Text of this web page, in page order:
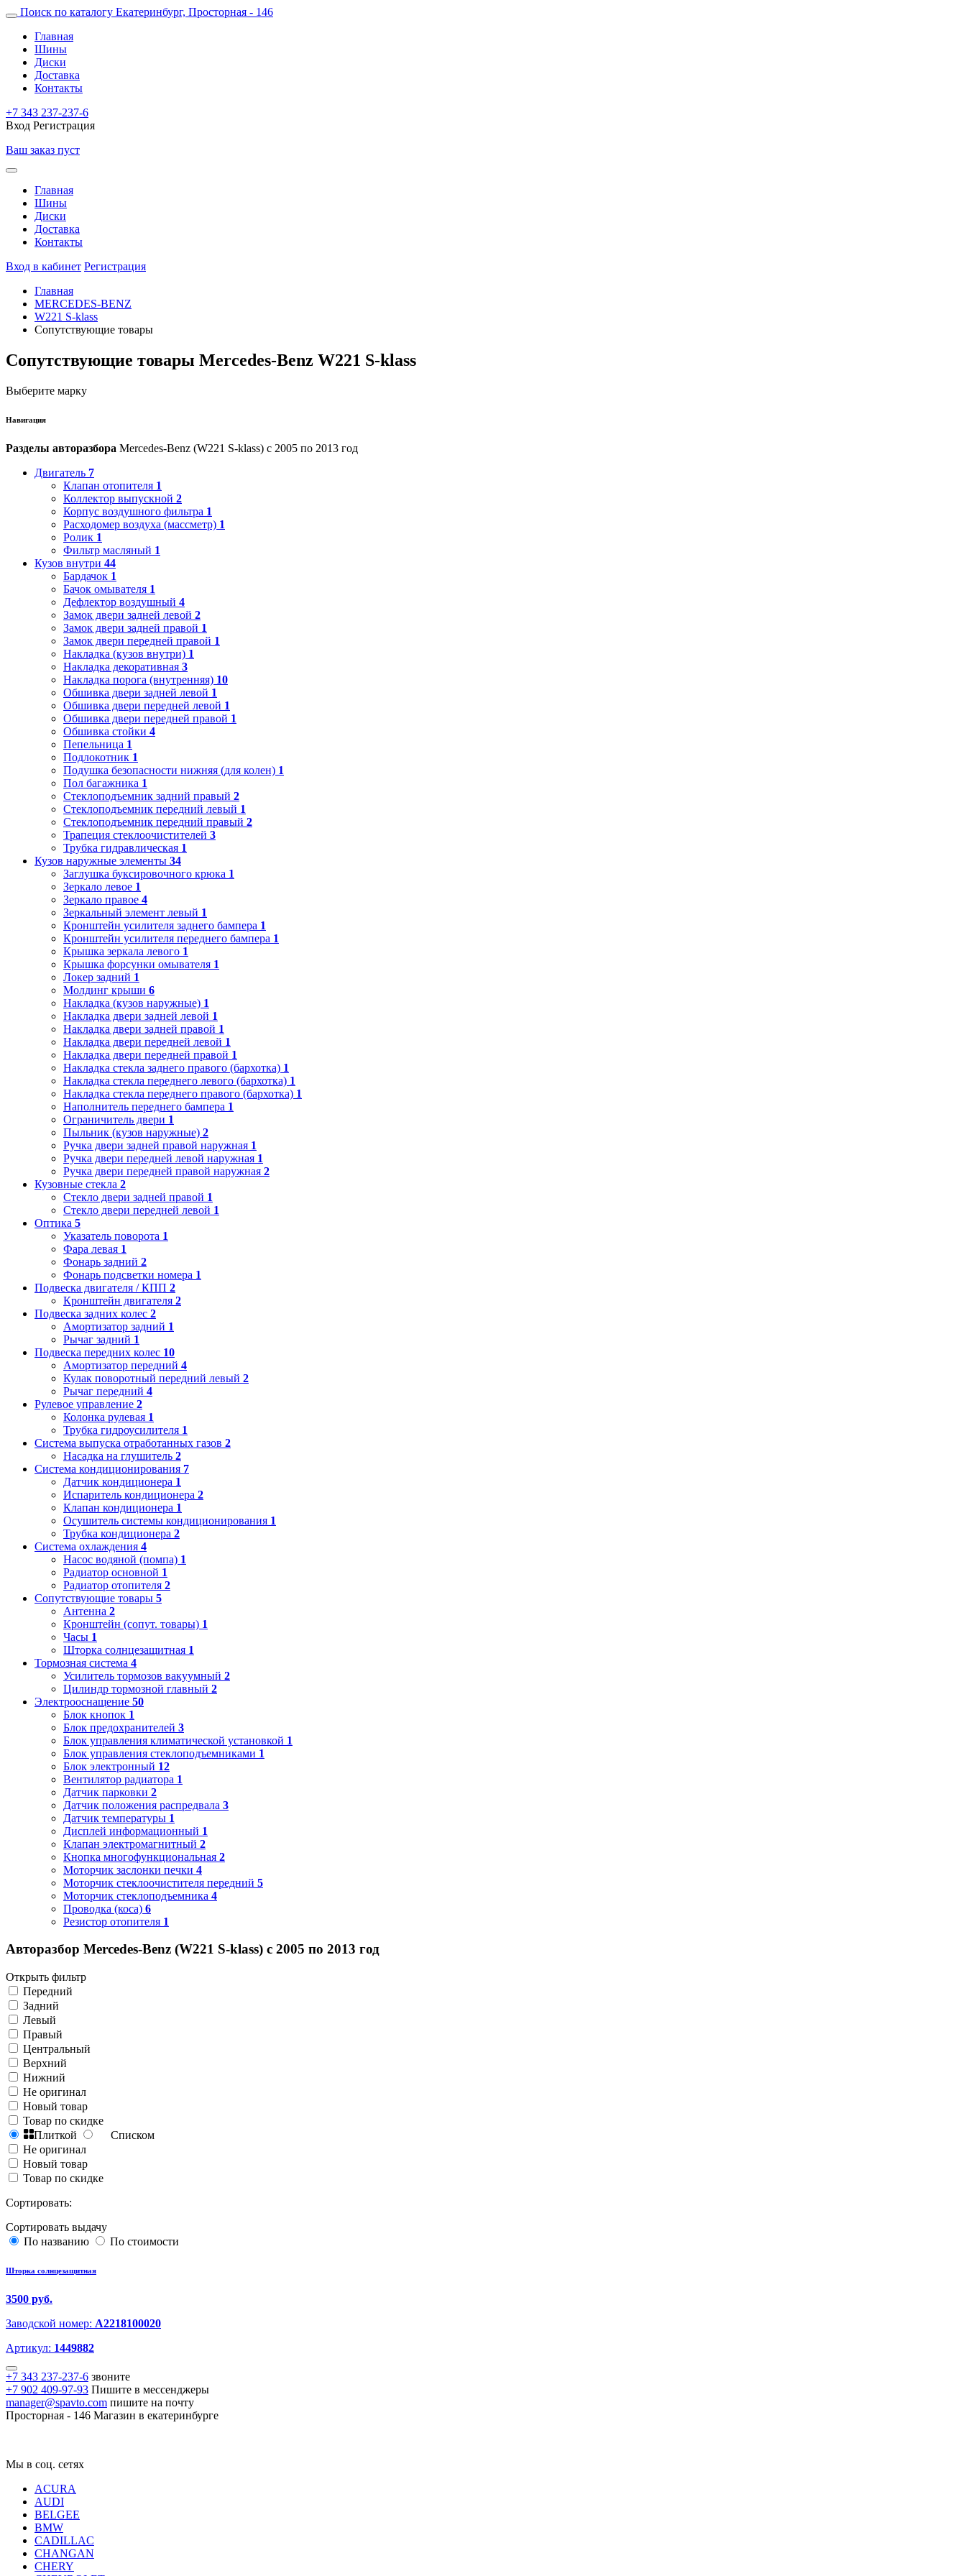
Поиск по каталогу Екатеринбург, Просторная - 146
Главная
Шины
Диски
Доставка
Контакты
+7 343 237-237-6
Вход Регистрация
Ваш заказ пуст
Главная
Шины
Диски
Доставка
Контакты
Вход в кабинет Регистрация
Главная
MERCEDES-BENZ
W221 S-klass
Сопутствующие товары
Сопутствующие товары Mercedes-Benz W221 S-klass
Выберите марку
Навигация
Разделы авторазбора Mercedes-Benz (W221 S-klass) с 2005 по 2013 год
Двигатель 7
Клапан отопителя 1
Коллектор выпускной 2
Корпус воздушного фильтра 1
Расходомер воздуха (массметр) 1
Ролик 1
Фильтр масляный 1
Кузов внутри 44
Бардачок 1
Бачок омывателя 1
Дефлектор воздушный 4
Замок двери задней левой 2
Замок двери задней правой 1
Замок двери передней правой 1
Накладка (кузов внутри) 1
Накладка декоративная 3
Накладка порога (внутренняя) 10
Обшивка двери задней левой 1
Обшивка двери передней левой 1
Обшивка двери передней правой 1
Обшивка стойки 4
Пепельница 1
Подлокотник 1
Подушка безопасности нижняя (для колен) 1
Пол багажника 1
Стеклоподъемник задний правый 2
Стеклоподъемник передний левый 1
Стеклоподъемник передний правый 2
Трапеция стеклоочистителей 3
Трубка гидравлическая 1
Кузов наружные элементы 34
Заглушка буксировочного крюка 1
Зеркало левое 1
Зеркало правое 4
Зеркальный элемент левый 1
Кронштейн усилителя заднего бампера 1
Кронштейн усилителя переднего бампера 1
Крышка зеркала левого 1
Крышка форсунки омывателя 1
Локер задний 1
Молдинг крыши 6
Накладка (кузов наружные) 1
Накладка двери задней левой 1
Накладка двери задней правой 1
Накладка двери передней левой 1
Накладка двери передней правой 1
Накладка стекла заднего правого (бархотка) 1
Накладка стекла переднего левого (бархотка) 1
Накладка стекла переднего правого (бархотка) 1
Наполнитель переднего бампера 1
Ограничитель двери 1
Пыльник (кузов наружные) 2
Ручка двери задней правой наружная 1
Ручка двери передней левой наружная 1
Ручка двери передней правой наружная 2
Кузовные стекла 2
Стекло двери задней правой 1
Стекло двери передней левой 1
Оптика 5
Указатель поворота 1
Фара левая 1
Фонарь задний 2
Фонарь подсветки номера 1
Подвеска двигателя / КПП 2
Кронштейн двигателя 2
Подвеска задних колес 2
Амортизатор задний 1
Рычаг задний 1
Подвеска передних колес 10
Амортизатор передний 4
Кулак поворотный передний левый 2
Рычаг передний 4
Рулевое управление 2
Колонка рулевая 1
Трубка гидроусилителя 1
Система выпуска отработанных газов 2
Насадка на глушитель 2
Система кондиционирования 7
Датчик кондиционера 1
Испаритель кондиционера 2
Клапан кондиционера 1
Осушитель системы кондиционирования 1
Трубка кондиционера 2
Система охлаждения 4
Насос водяной (помпа) 1
Радиатор основной 1
Радиатор отопителя 2
Сопутствующие товары 5
Антенна 2
Кронштейн (сопут. товары) 1
Часы 1
Шторка солнцезащитная 1
Тормозная система 4
Усилитель тормозов вакуумный 2
Цилиндр тормозной главный 2
Электрооснащение 50
Блок кнопок 1
Блок предохранителей 3
Блок управления климатической установкой 1
Блок управления стеклоподъемниками 1
Блок электронный 12
Вентилятор радиатора 1
Датчик парковки 2
Датчик положения распредвала 3
Датчик температуры 1
Дисплей информационный 1
Клапан электромагнитный 2
Кнопка многофункциональная 2
Моторчик заслонки печки 4
Моторчик стеклоочистителя передний 5
Моторчик стеклоподъемника 4
Проводка (коса) 6
Резистор отопителя 1
Авторазбор Mercedes-Benz (W221 S-klass) с 2005 по 2013 год
Открыть фильтр
Передний
Задний
Левый
Правый
Центральный
Верхний
Нижний
Не оригинал
Новый товар
Товар по скидке
Плиткой
Списком
Не оригинал
Новый товар
Товар по скидке
Сортировать:
Сортировать выдачу
По названию
По стоимости
Шторка солнцезащитная
3500 руб.
Заводской номер: A2218100020
Артикул: 1449882
+7 343 237-237-6 звоните
+7 902 409-97-93 Пишите в мессенджеры
manager@spavto.com пишите на почту
Просторная - 146 Магазин в екатеринбурге
Мы в соц. сетях
ACURA
AUDI
BELGEE
BMW
CADILLAC
CHANGAN
CHERY